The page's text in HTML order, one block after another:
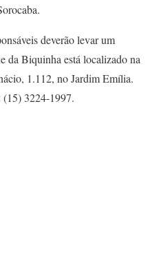
deverão levar um
da Biquinha está localizado na
1.112, no Jardim Emília.
(15) 3224-1997.